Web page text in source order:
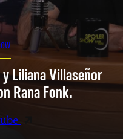
Liliana Villaseñor
Rana Fonk.